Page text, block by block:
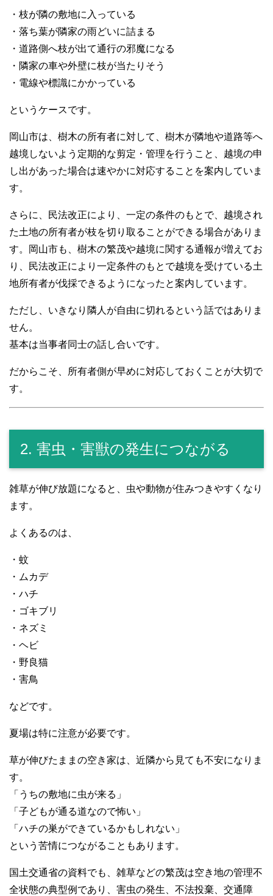
・枝が隣の敷地に入っている
・落ち葉が隣家の雨どいに詰まる
・道路側へ枝が出て通行の邪魔になる
・隣家の車や外壁に枝が当たりそう
・電線や標識にかかっている
というケースです。
岡山市は、樹木の所有者に対して、樹木が隣地や道路等へ
越境しないよう定期的な剪定・管理を行うこと、越境の申
し出があった場合は速やかに対応することを案内していま
す。
さらに、民法改正により、一定の条件のもとで、越境され
た土地の所有者が枝を切り取ることができる場合がありま
す。岡山市も、樹木の繁茂や越境に関する通報が増えてお
り、民法改正により一定条件のもとで越境を受けている土
地所有者が伐採できるようになったと案内しています。
ただし、いきなり隣人が自由に切れるという話ではありま
せん。
基本は当事者同士の話し合いです。
だからこそ、所有者側が早めに対応しておくことが大切で
す。
2. 害虫・害獣の発生につながる
雑草が伸び放題になると、虫や動物が住みつきやすくなり
ます。
よくあるのは、
・蚊
・ムカデ
・ハチ
・ゴキブリ
・ネズミ
・ヘビ
・野良猫
・害鳥
などです。
夏場は特に注意が必要です。
草が伸びたままの空き家は、近隣から見ても不安になりま
す。
「うちの敷地に虫が来る」
「子どもが通る道なので怖い」
「ハチの巣ができているかもしれない」
という苦情につながることもあります。
国土交通省の資料でも、雑草などの繁茂は空き地の管理不
全状態の典型例であり、害虫の発生、不法投棄、交通障